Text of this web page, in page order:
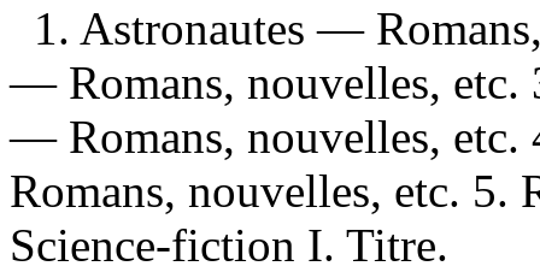
1. Astronautes —
— Romans, nouvelles,
— Romans, nouvelles,
Romans, nouvelles, etc. 5.
Science-fiction I. Titre.